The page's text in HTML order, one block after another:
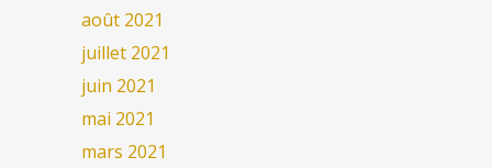
août 2021
juillet 2021
juin 2021
mai 2021
mars 2021